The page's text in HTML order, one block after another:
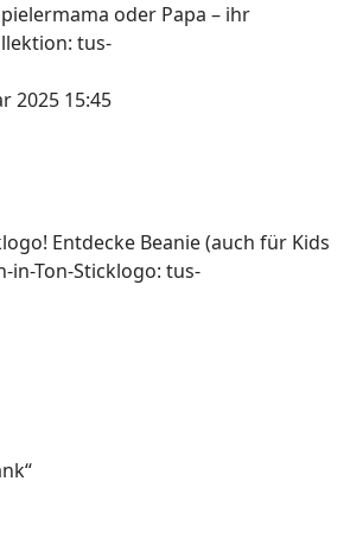
oder Papa – ihr
tus-
2025 15:45
Entdecke Beanie (auch für Kids
in-Ton-Sticklogo: tus-